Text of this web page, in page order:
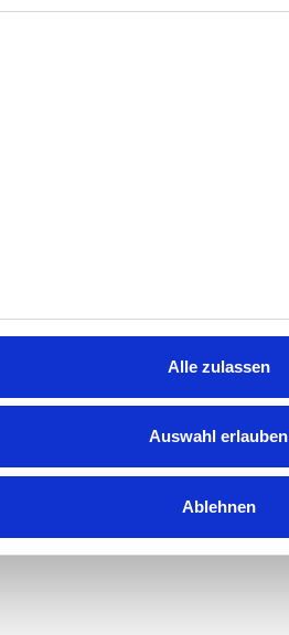
Alle zulassen
Auswahl erlauben
Ablehnen
innovativen Mittelstand